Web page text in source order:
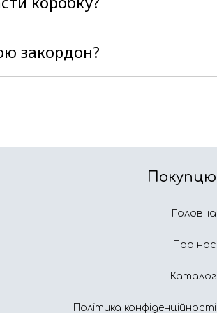
закордон?
Покупцю
Головна
Про нас
Каталог
Політика конфіденційності